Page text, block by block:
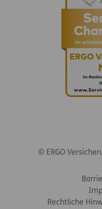
© ERGO
Rechtliche